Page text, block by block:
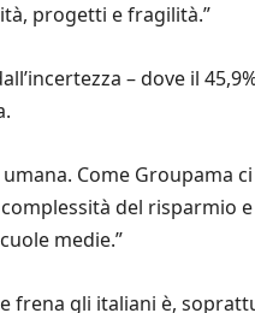
progetti e fragilità.”
– dove il
Come
del risparmio
medie.”
frena gli italiani è,